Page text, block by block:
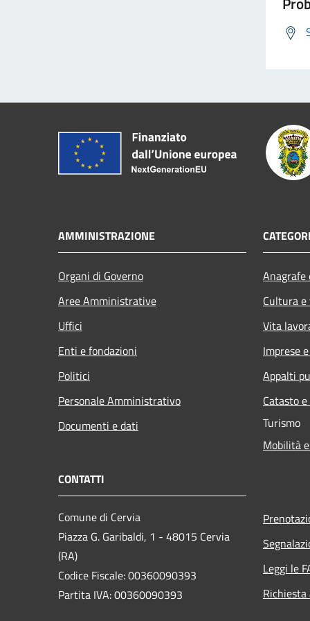
AMMINISTRAZIONE
Organi di Governo
Aree Amministrative
Uffici
Enti e fondazioni
Politici
Personale Amministrativo
Documenti e dati
Cultura
Vita
Imprese
Appalti
Catasto
Turismo
Mobilità
CONTATTI
Comune di Cervia
Piazza G. Garibaldi, 1 - 48015 Cervia
(RA)
Codice Fiscale: 00360090393
Partita IVA: 00360090393
Leggi le